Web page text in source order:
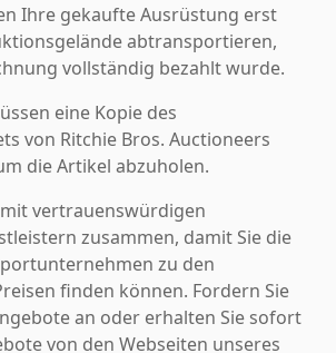
Ihre gekaufte Ausrüstung erst
abtransportieren,
vollständig bezahlt wurde.
eine Kopie des
von Ritchie Bros. Auctioneers
die Artikel abzuholen.
vertrauenswürdigen
zusammen, damit Sie die
zu den
finden können. Fordern Sie
an oder erhalten Sie sofort
von den Webseiten unseres